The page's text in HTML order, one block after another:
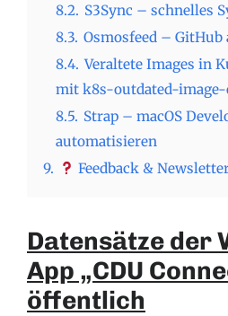
8.2. S3Sync – schnelles
8.3. Osmosfeed – GitHub
8.4. Veraltete Images in
mit k8s-outdated-
8.5. Strap – macOS
automatisieren
9.
Feedback &
Datensätze der
App „CDU
öffentlich